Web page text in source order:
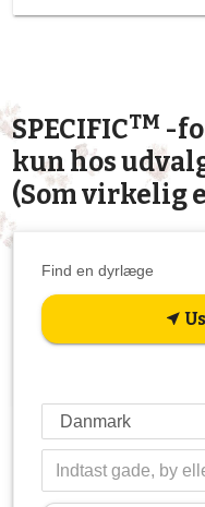
SPECIFICTM -
kun hos
(Som virkelig
Find en dyrlæge
near_me